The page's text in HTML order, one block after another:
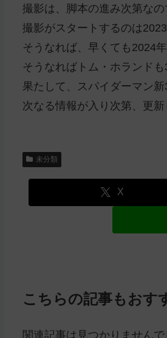
撮影は、脚本の進み次第な
撮影がスタートするのは2023
そうなれば、早くても2024
そうなればトム・ホランド
果たして、スパイダーマン
次なる情報が入り次第、更新
未分類
X
こちらの記事もおす
関連記事は見つかりませんで